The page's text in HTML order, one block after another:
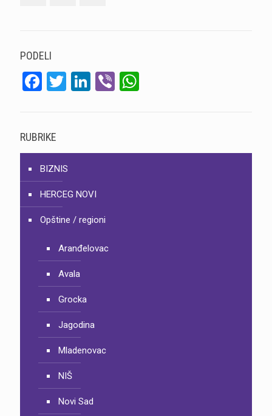
PODELI
Facebook
Twitter
LinkedIn
Viber
RUBRIKE
BIZNIS
HERCEG NOVI
Opštine / regioni
Aranđelovac
Avala
Grocka
Jagodina
Mladenovac
NIŠ
Novi Sad